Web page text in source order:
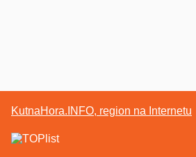
KutnaHora.INFO, region na Internetu